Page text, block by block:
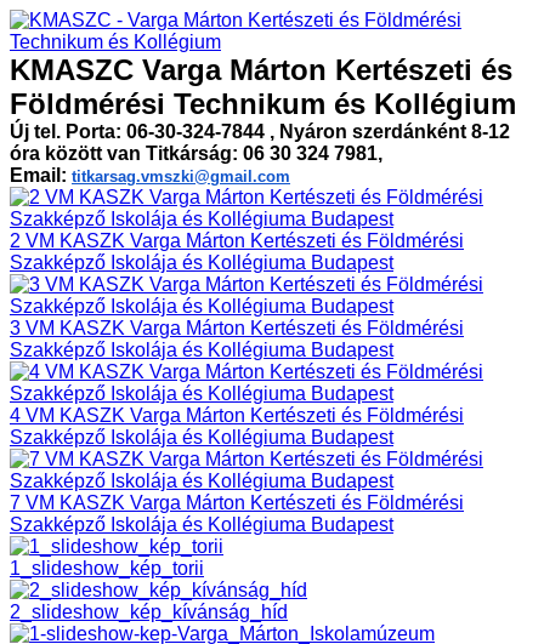
KMASZC Varga Márton Kertészeti és
Földmérési Technikum és Kollégium
Új tel. Porta: 06-30-324-7844 , Nyáron szerdánként 8-12
óra között van Titkárság: 06 30 324 7981,
Email: titkarsag.vmszki@gmail.com
2 VM KASZK Varga Márton Kertészeti és Földmérési
Szakképző Iskolája és Kollégiuma Budapest
3 VM KASZK Varga Márton Kertészeti és Földmérési
Szakképző Iskolája és Kollégiuma Budapest
4 VM KASZK Varga Márton Kertészeti és Földmérési
Szakképző Iskolája és Kollégiuma Budapest
7 VM KASZK Varga Márton Kertészeti és Földmérési
Szakképző Iskolája és Kollégiuma Budapest
1_slideshow_kép_torii
2_slideshow_kép_kívánság_híd